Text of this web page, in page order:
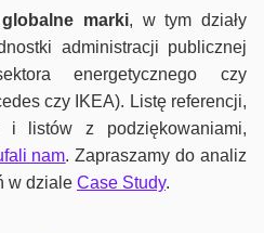
globalne marki, w tym działy
administracji publicznej
energetycznego czy
czy IKEA). Listę referencji,
i listów z podziękowaniami,
nam. Zapraszamy do analiz
w dziale Case Study.